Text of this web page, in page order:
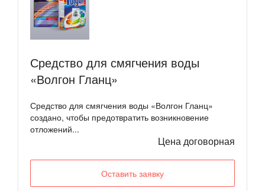
Средство для смягчения воды
«Волгон Гланц»
Средство для смягчения воды «Волгон Гланц»
создано, чтобы предотвратить возникновение
отложений...
Цена договорная
Оставить заявку